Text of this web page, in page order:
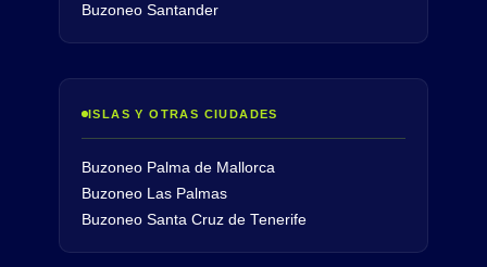
Buzoneo Santander
ISLAS Y OTRAS CIUDADES
Buzoneo Palma de Mallorca
Buzoneo Las Palmas
Buzoneo Santa Cruz de Tenerife